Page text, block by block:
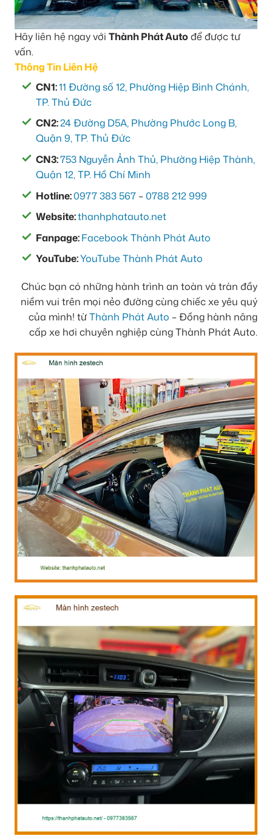
Hãy liên hệ ngay với Thành Phát Auto để được tư
vấn.
Thông Tin Liên Hệ
CN1:11 Đường số 12, Phường Hiệp Bình Chánh,
TP. Thủ Đức
CN2:24 Đường D5A, Phường Phước Long B,
Quận 9, TP. Thủ Đức
CN3:753 Nguyễn Ảnh Thủ, Phường Hiệp Thành,
Quận 12, TP. Hồ Chí Minh
Hotline:0977 383 567 –0788 212 999
Website:thanhphatauto.net
Fanpage:Facebook Thành Phát Auto
YouTube:YouTube Thành Phát Auto
Chúc bạn có những hành trình an toàn và tràn đầy
niềm vui trên mọi nẻo đường cùng chiếc xe yêu quý
của mình! từThành Phát Auto – Đồng hành nâng
cấp xe hơi chuyên nghiệp cùng Thành Phát Auto.